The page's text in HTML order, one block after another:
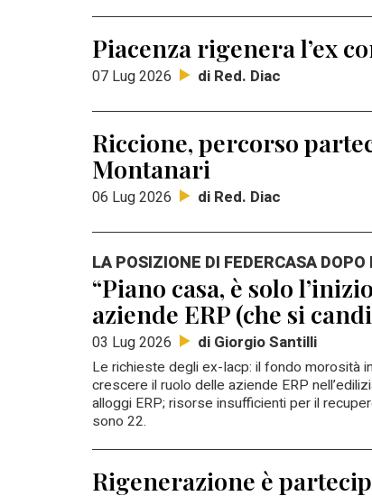
Piacenza rigenera l’ex
07 Lug 2026 di Red. Diac
Riccione, percorso
Montanari
06 Lug 2026 di Red. Diac
LA POSIZIONE DI FEDERCASA
“Piano casa, è solo
aziende ERP (che si
03 Lug 2026 di Giorgio Santilli
Le richieste degli ex-Iacp: il fondo morosità
crescere il ruolo delle aziende ERP
alloggi ERP; risorse insufficienti per il
sono 22.
Rigenerazione è